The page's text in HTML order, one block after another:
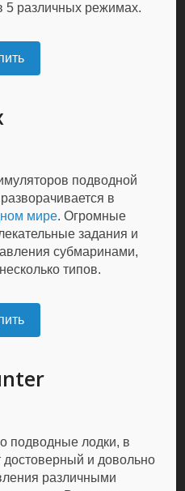
5 различных режимах.
подводной
в
мире. Огромные
задания и
субмаринами,
типов.
подводные лодки, в
достоверный и довольно
различными